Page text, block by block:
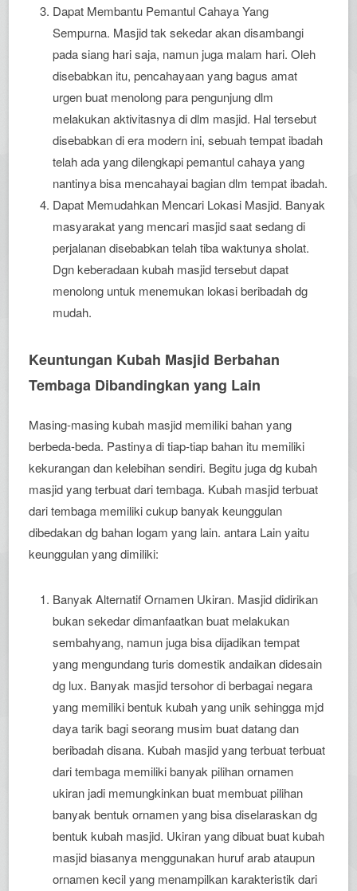
Dapat Membantu Pemantul Cahaya Yang
Sempurna. Masjid tak sekedar akan disambangi
pada siang hari saja, namun juga malam hari. Oleh
disebabkan itu, pencahayaan yang bagus amat
urgen buat menolong para pengunjung dlm
melakukan aktivitasnya di dlm masjid. Hal tersebut
disebabkan di era modern ini, sebuah tempat ibadah
telah ada yang dilengkapi pemantul cahaya yang
nantinya bisa mencahayai bagian dlm tempat ibadah.
Dapat Memudahkan Mencari Lokasi Masjid. Banyak
masyarakat yang mencari masjid saat sedang di
perjalanan disebabkan telah tiba waktunya sholat.
Dgn keberadaan kubah masjid tersebut dapat
menolong untuk menemukan lokasi beribadah dg
mudah.
Keuntungan Kubah Masjid Berbahan
Tembaga Dibandingkan yang Lain
Masing-masing kubah masjid memiliki bahan yang
berbeda-beda. Pastinya di tiap-tiap bahan itu memiliki
kekurangan dan kelebihan sendiri. Begitu juga dg kubah
masjid yang terbuat dari tembaga. Kubah masjid terbuat
dari tembaga memiliki cukup banyak keunggulan
dibedakan dg bahan logam yang lain. antara Lain yaitu
keunggulan yang dimiliki:
Banyak Alternatif Ornamen Ukiran. Masjid didirikan
bukan sekedar dimanfaatkan buat melakukan
sembahyang, namun juga bisa dijadikan tempat
yang mengundang turis domestik andaikan didesain
dg lux. Banyak masjid tersohor di berbagai negara
yang memiliki bentuk kubah yang unik sehingga mjd
daya tarik bagi seorang musim buat datang dan
beribadah disana. Kubah masjid yang terbuat terbuat
dari tembaga memiliki banyak pilihan ornamen
ukiran jadi memungkinkan buat membuat pilihan
banyak bentuk ornamen yang bisa diselaraskan dg
bentuk kubah masjid. Ukiran yang dibuat buat kubah
masjid biasanya menggunakan huruf arab ataupun
ornamen kecil yang menampilkan karakteristik dari